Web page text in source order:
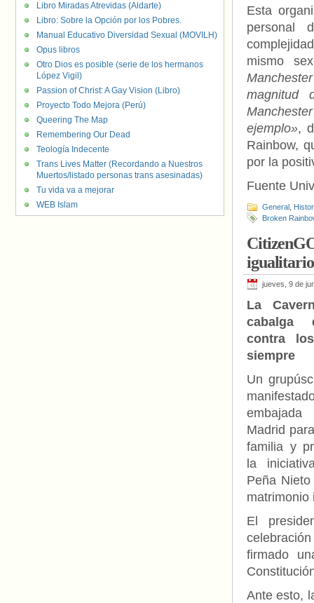
Esta
personal
mismo
magnitud
ejemplo»,
Rainbow,
por la
Fuente
General
Broken
jueves, 9 de
La
cabalga
contra
siempre
Un
embajada
Madrid
familia y
la
Peña
matrimonio
El
firmado
Ante esto,
Libro Miradas Atrevidas (Aldarte)
Libro: Sobre la Opción por los Pobres.
Manual Educativo Diversidad Sexual (MOVILH)
Opus libros
Otro Dios es posible (serie de los hermanos
López Vigil)
Passion of Christ: A Gay Vision (Libro)
Proyecto Todo Mejora (Perú)
Queering The Map
Remembering Our Dead
Teología Indecente
Trans Lives Matter (Recordando a Nuestros
Muertos/listado personas trans asesinadas)
Tu vida va a mejorar
WEB Islam